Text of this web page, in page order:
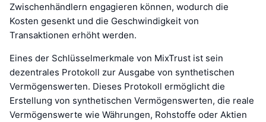
Zwischenhändlern engagieren können, wodurch die
Kosten gesenkt und die Geschwindigkeit von
Transaktionen erhöht werden.
Eines der Schlüsselmerkmale von MixTrust ist sein
dezentrales Protokoll zur Ausgabe von synthetischen
Vermögenswerten. Dieses Protokoll ermöglicht die
Erstellung von synthetischen Vermögenswerten, die reale
Vermögenswerte wie Währungen, Rohstoffe oder Aktien